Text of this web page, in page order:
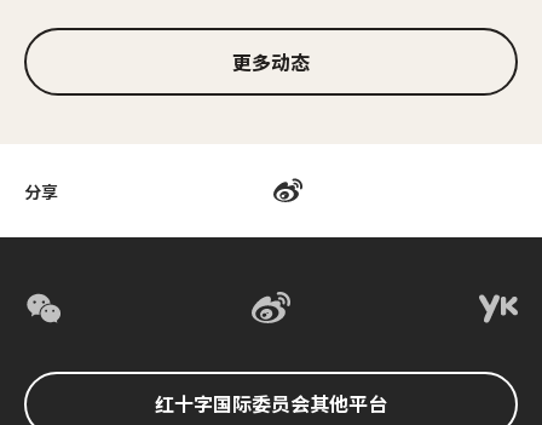
分享
更多动态
红十字国际委员会其他平台